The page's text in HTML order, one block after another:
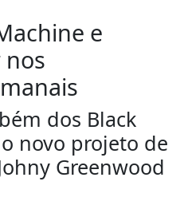
e
nos
dos Black
novo projeto de
Greenwood